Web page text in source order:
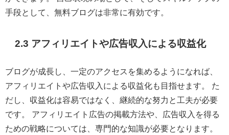
手段として、無料ブログは非常に有効です。
2.3 アフィリエイトや広告収入による収益化
ブログが成長し、一定のアクセスを集めるようになれば、
アフィリエイトや広告収入による収益化も目指せます。 た
だし、収益化は容易ではなく、継続的な努力と工夫が必要
です。 アフィリエイト広告の掲載方法や、広告収入を得る
ための戦略については、専門的な知識が必要となります。